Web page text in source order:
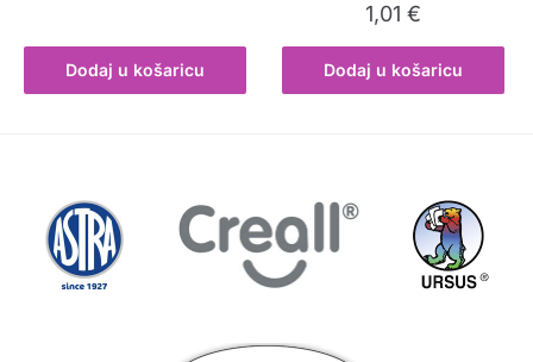
Dodaj u košaricu
1,01€
Dodaj u košaricu